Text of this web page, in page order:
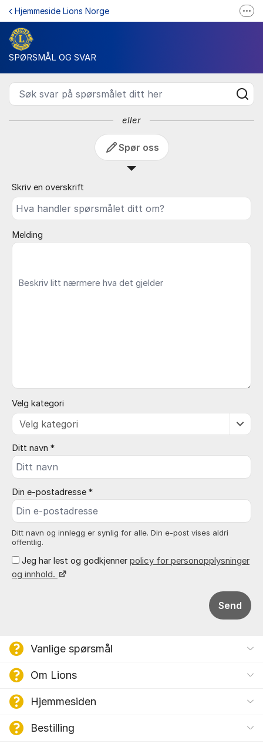
Gå til innhold
SPØRSMÅL OG SVAR - Lions
SPØRSMÅL OG SVAR
Hjemmeside Lions Norge
Søk svar på spørsmålet ditt her
eller
Spør oss
Skriv en overskrift
Melding
Velg kategori
Ditt navn *
Din e-postadresse *
Ditt navn og innlegg er synlig for alle. Din e-post vises aldri
offentlig.
Jeg har lest og godkjenner policy for personopplysninger
og innhold.
Send
Vanlige spørsmål
Om Lions
Hjemmesiden
Bestilling